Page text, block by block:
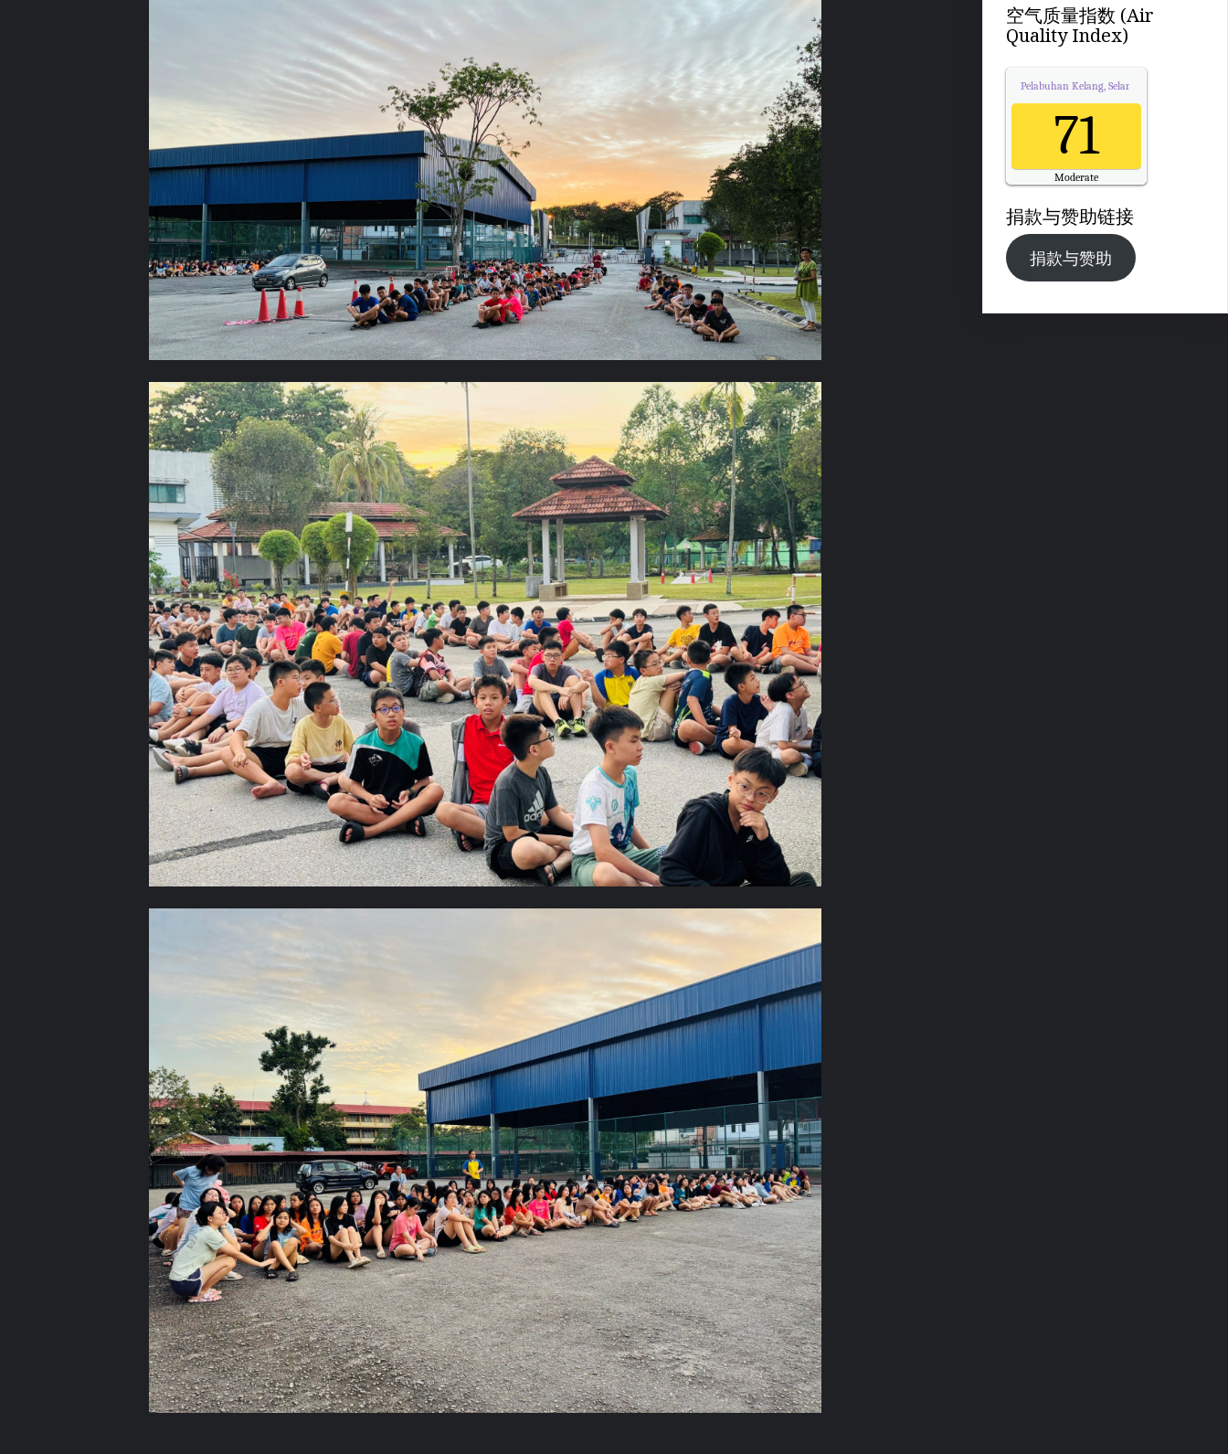
空气质量指数 (Air
Quality Index)
Pelabuhan Kelang, Selangor
71
Moderate
Updated on Saturday 12:00
捐款与赞助链接
捐款与赞助